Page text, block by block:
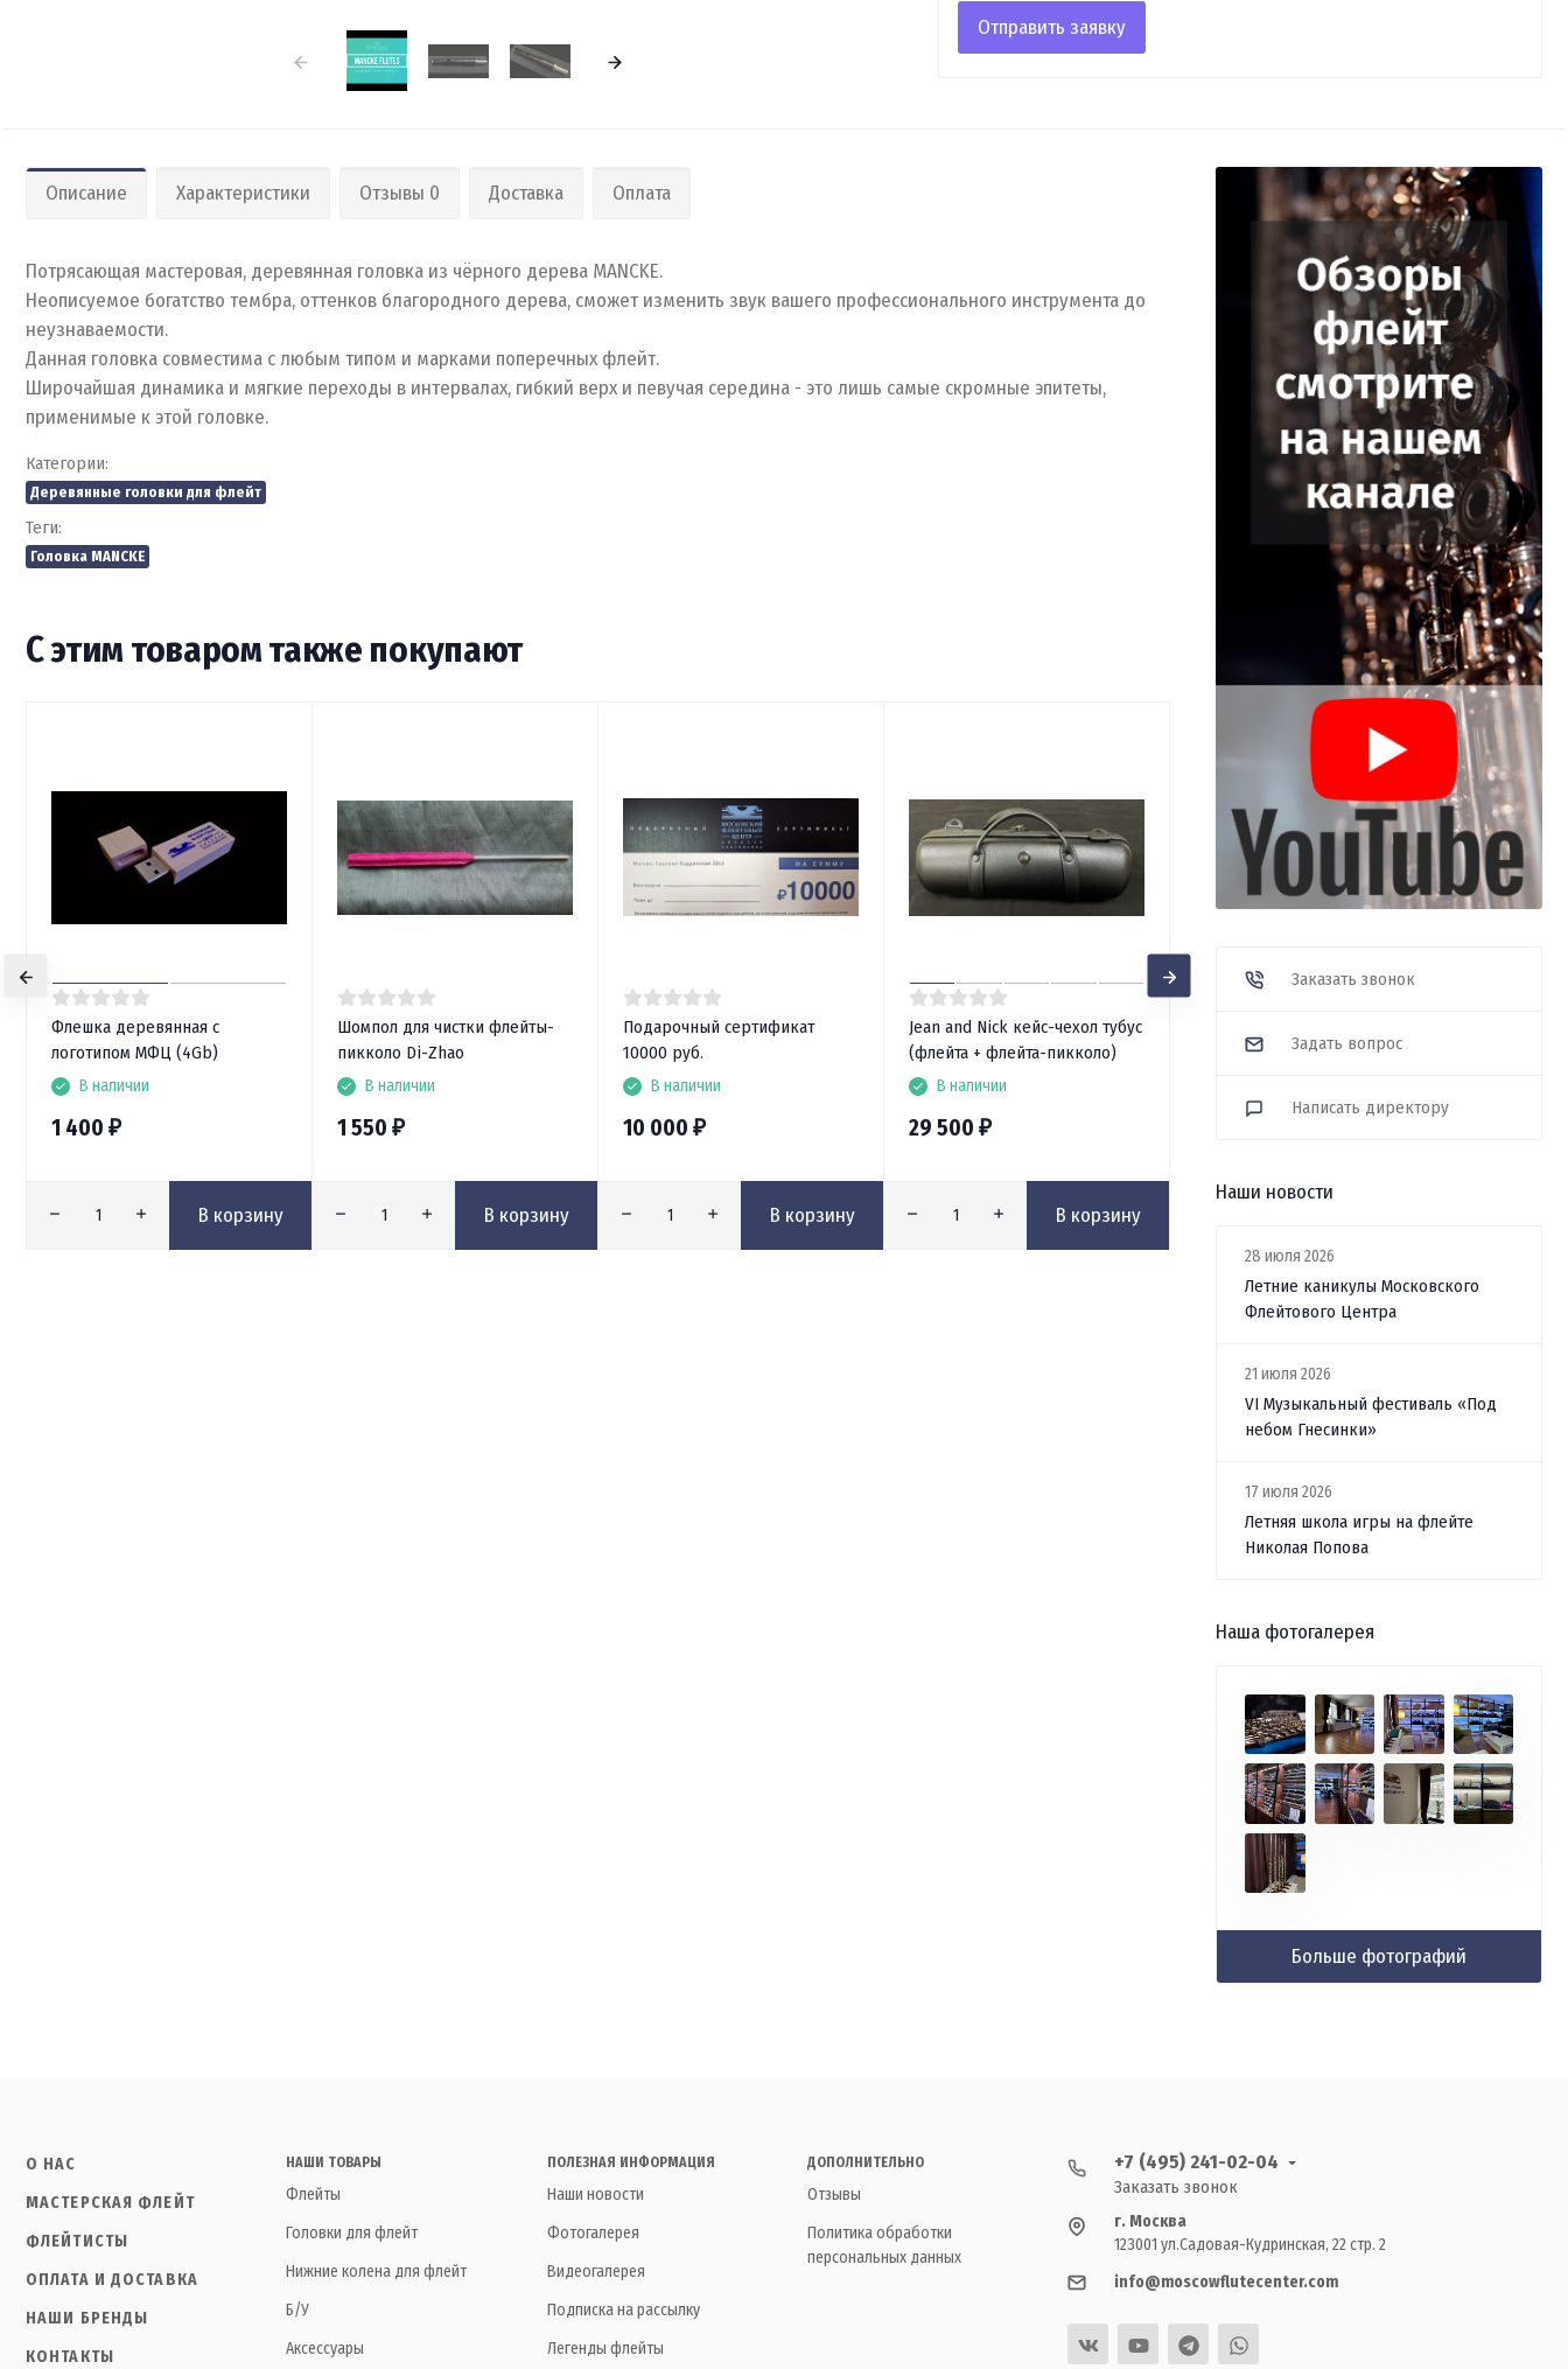
Отправить заявку
Описание Характеристики Отзывы 0 Доставка Оплата
Потрясающая мастеровая, деревянная головка из чёрного дерева MANCKE.
Неописуемое богатство тембра, оттенков благородного дерева, сможет изменить звук вашего профессионального инструмента до
неузнаваемости.
Данная головка совместима с любым типом и марками поперечных флейт.
Широчайшая динамика и мягкие переходы в интервалах, гибкий верх и певучая середина - это лишь самые скромные эпитеты,
применимые к этой головке.
Категории:
Деревянные головки для флейт
Теги:
Головка MANCKE
С этим товаром также покупают
Флешка деревянная с
логотипом МФЦ (4Gb)
В наличии
1 400 ₽
В корзину
Шомпол для чистки флейты-
пикколо Di-Zhao
В наличии
1 550 ₽
В корзину
Подарочный сертификат
10000 руб.
В наличии
10 000 ₽
В корзину
Jean and Nick кейс-чехол тубус
(флейта + флейта-пикколо)
В наличии
29 500 ₽
В корзину
чистки флейты Di Zhao
Заказать звонок
Задать вопрос
Написать директору
Наши новости
28 июля 2026
Летние каникулы Московского
Флейтового Центра
21 июля 2026
VI Музыкальный фестиваль «Под
небом Гнесинки»
17 июля 2026
Летняя школа игры на флейте
Николая Попова
Наша фотогалерея
Больше фотографий
О НАС
МАСТЕРСКАЯ ФЛЕЙТ
ФЛЕЙТИСТЫ
ОПЛАТА И ДОСТАВКА
НАШИ БРЕНДЫ
КОНТАКТЫ
НАШИ ТОВАРЫ
Флейты
Головки для флейт
Нижние колена для флейт
Б/У
Аксессуары
ПОЛЕЗНАЯ ИНФОРМАЦИЯ
Наши новости
Фотогалерея
Видеогалерея
Подписка на рассылку
Легенды флейты
ДОПОЛНИТЕЛЬНО
Отзывы
Политика обработки
персональных данных
+7 (495) 241-02-04
Заказать звонок
г. Москва
123001 ул.Садовая-Кудринская, 22 стр. 2
info@moscowflutecenter.com